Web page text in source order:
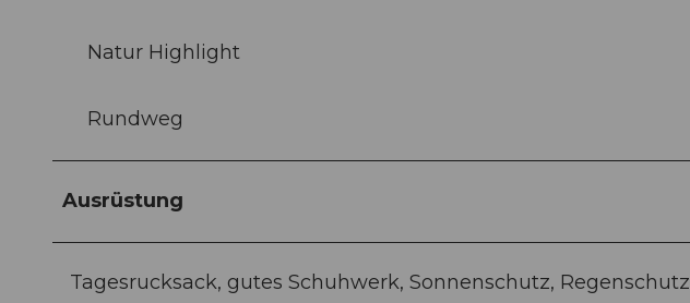
Natur Highlight
Rundweg
Ausrüstung
Tagesrucksack, gutes Schuhwerk, Sonnenschutz, Regenschutz